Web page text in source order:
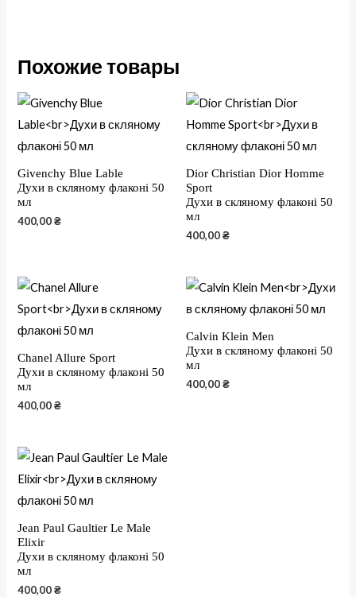
Похожие товары
Givenchy Blue Lable
Духи в скляному флаконі 50
мл
400,00₴
Dior Christian Dior Homme
Sport
Духи в скляному флаконі 50
мл
400,00₴
Chanel Allure Sport
Духи в скляному флаконі 50
мл
400,00₴
Calvin Klein Men
Духи в скляному флаконі 50
мл
400,00₴
Jean Paul Gaultier Le Male
Elixir
Духи в скляному флаконі 50
мл
400,00₴